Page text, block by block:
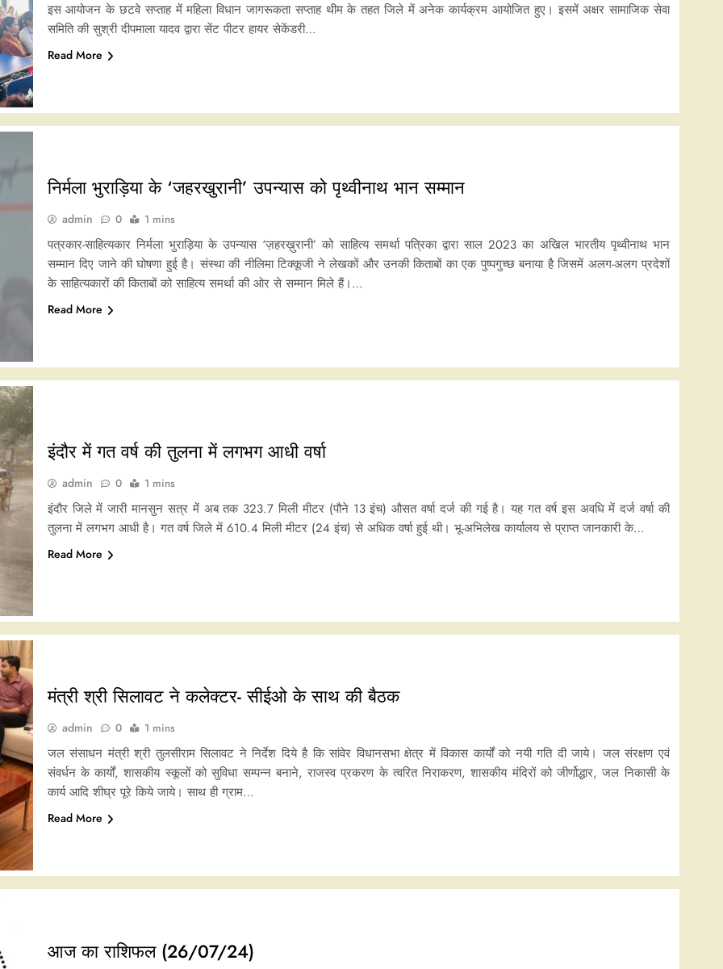
इस आयोजन के छटवे सप्ताह में महिला विधान जागरूकता सप्ताह थीम के तहत जिले में अनेक कार्यक्रम आयोजित हुए। इसमें अक्षर सामाजिक सेवा
समिति की सुश्री दीपमाला यादव द्वारा सेंट पीटर हायर सेकेंडरी…
Read More
निर्मला भुराड़िया के ‘जहरखुरानी’ उपन्यास को पृथ्वीनाथ भान सम्मान
admin 0 1 mins
पत्रकार-साहित्यकार निर्मला भुराड़िया के उपन्यास ‘ज़हरख़ुरानी’ को साहित्य समर्था पत्रिका द्वारा साल 2023 का अखिल भारतीय पृथ्वीनाथ भान
सम्मान दिए जाने की घोषणा हुई है। संस्था की नीलिमा टिक्कूजी ने लेखकों और उनकी किताबों का एक पुष्पगुच्छ बनाया है जिसमें अलग-अलग प्रदेशों
के साहित्यकारों की किताबों को साहित्य समर्था की ओर से सम्मान मिले हैं।…
Read More
इंदौर में गत वर्ष की तुलना में लगभग आधी वर्षा
admin 0 1 mins
इंदौर जिले में जारी मानसुन सत्र में अब तक 323.7 मिली मीटर (पौने 13 इंच) औसत वर्षा दर्ज की गई है। यह गत वर्ष इस अवधि में दर्ज वर्षा की
तुलना में लगभग आधी है। गत वर्ष जिले में 610.4 मिली मीटर (24 इंच) से अधिक वर्षा हुई थी। भू-अभिलेख कार्यालय से प्राप्त जानकारी के…
Read More
मंत्री श्री सिलावट ने कलेक्टर- सीईओ के साथ की बैठक
admin 0 1 mins
जल संसाधन मंत्री श्री तुलसीराम सिलावट ने निर्देश दिये है कि सांवेर विधानसभा क्षेत्र में विकास कार्यों को नयी गति दी जाये। जल संरक्षण एवं
संवर्धन के कार्यों, शासकीय स्कूलों को सुविधा सम्पन्न बनाने, राजस्व प्रकरण के त्वरित निराकरण, शासकीय मंदिरों को जीर्णोद्धार, जल निकासी के
कार्य आदि शीघ्र पूरे किये जाये। साथ ही ग्राम…
Read More
आज का राशिफल (26/07/24)